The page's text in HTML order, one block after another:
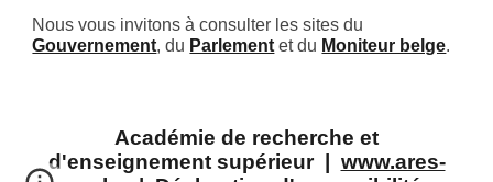
Nous vous invitons à consulter les sites du
Gouvernement, du Parlement et du Moniteur belge.
Académie de recherche et
d'enseignement supérieur | www.ares-